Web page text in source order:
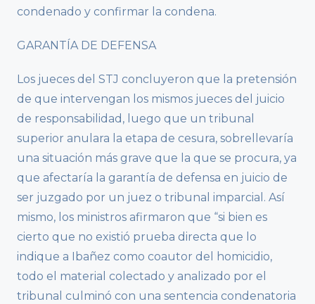
condenado y confirmar la condena.
GARANTÍA DE DEFENSA
Los jueces del STJ concluyeron que la pretensión
de que intervengan los mismos jueces del juicio
de responsabilidad, luego que un tribunal
superior anulara la etapa de cesura, sobrellevaría
una situación más grave que la que se procura, ya
que afectaría la garantía de defensa en juicio de
ser juzgado por un juez o tribunal imparcial. Así
mismo, los ministros afirmaron que “si bien es
cierto que no existió prueba directa que lo
indique a Ibañez como coautor del homicidio,
todo el material colectado y analizado por el
tribunal culminó con una sentencia condenatoria